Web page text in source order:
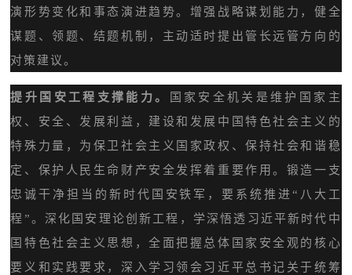
演形势变化和事态演进趋势。增强战略谋划能力，健全
谋题、领题、结题机制，主动适时提出管长远管方向的
对策建议。
提升国安工程支撑能力。
国家安全机关是维护国家主
权、安全、发展利益，建设和发展中国特色社会主义的
特殊力量，为保卫社会主义国家政权、保持社会和谐稳
定、保护人民生命财产安全发挥着重要作用。锻造一支
忠诚干净担当的新时代国安铁军，要系统推进“八大工
程”。深化国安理论创新工程，学深悟透习近平新时代中
国特色社会主义思想，全面把握总体国家安全观的核心
要义和实践要求，深入学习领会习近平总书记关于统筹